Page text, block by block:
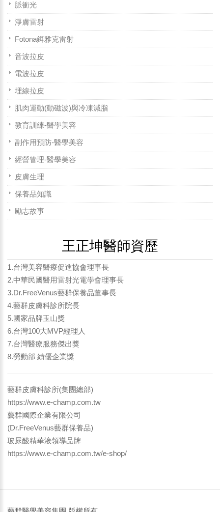
脈衝光
淨膚雷射
Fotona鉺雅克雷射
音波拉皮
電波拉皮
埋線拉皮
肌肉運動(動磁波)與冷凍減脂
教育訓練-醫學美容
副作用預防-醫學美容
經營管理-醫學美容
皮膚生理
保養品知識
勵志故事
王正坤醫師資歷
1.台灣美容醫療促進協會理事長
2.中華民國醫用雷射光電學會理事長
3.Dr.FreeVenus藝群保養品董事長
4.藝群皮膚科診所院長
5.國家品牌玉山獎
6.台灣100大MVP經理人
7.台灣醫療服務傑出獎
8.勞動部 績優企業獎
藝群皮膚科診所(集團總部)
https://www.e-champ.com.tw
藝群國際企業有限公司
(Dr.FreeVenus藝群保養品)
玻尿酸精華液領導品牌
https://www.e-champ.com.tw/e-shop/